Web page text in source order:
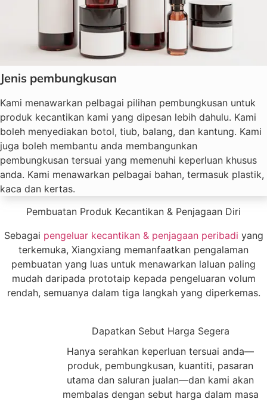
Jenis pembungkusan
Kami menawarkan pelbagai pilihan pembungkusan untuk
produk kecantikan kami yang dipesan lebih dahulu. Kami
boleh menyediakan botol, tiub, balang, dan kantung. Kami
juga boleh membantu anda membangunkan
pembungkusan tersuai yang memenuhi keperluan khusus
anda. Kami menawarkan pelbagai bahan, termasuk plastik,
kaca dan kertas.
Pembuatan Produk Kecantikan & Penjagaan Diri
Sebagai pengeluar kecantikan & penjagaan peribadi yang
terkemuka, Xiangxiang memanfaatkan pengalaman
pembuatan yang luas untuk menawarkan laluan paling
mudah daripada prototaip kepada pengeluaran volum
rendah, semuanya dalam tiga langkah yang diperkemas.
Dapatkan Sebut Harga Segera
Hanya serahkan keperluan tersuai anda—
produk, pembungkusan, kuantiti, pasaran
utama dan saluran jualan—dan kami akan
membalas dengan sebut harga dalam masa